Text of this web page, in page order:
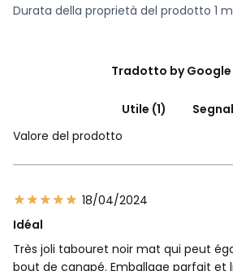
Durata della proprietà del prodotto 1
Tradotto by Google
Utile (1)
Valore del prodotto
18/04/2024
Idéal
Très joli tabouret noir mat qui peut
bout de canapé. Emballage parfait et